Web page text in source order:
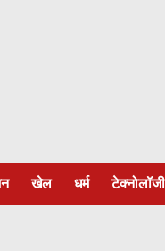
खेल धर्म टेक्नोलॉजी